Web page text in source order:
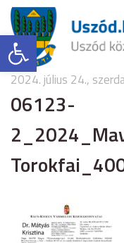
Eszköztár megnyitása
2024. július 24.,
06123-